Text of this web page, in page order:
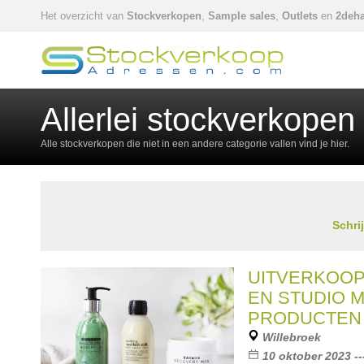
Het overzicht van Stockverkopen, Sample sales, Outlets en
Allerlei
Alle stockverkopen die niet in een andere categorie vallen vind je hier.
EN STUDIO
PRODUCTEN
Willebroek
10 oktober 2023